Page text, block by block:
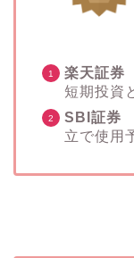
楽天証券
短期投資
SBI証券
立で使用